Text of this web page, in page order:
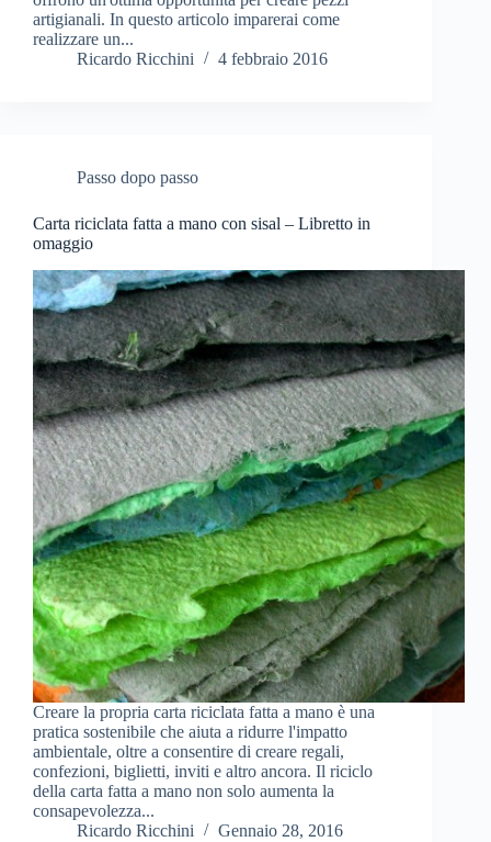
artigianali. In questo articolo imparerai come
realizzare un...
Ricardo Ricchini
4 febbraio 2016
Passo dopo passo
Carta riciclata fatta a mano con sisal – Libretto in
omaggio
Creare la propria carta riciclata fatta a mano è una
pratica sostenibile che aiuta a ridurre l'impatto
ambientale, oltre a consentire di creare regali,
confezioni, biglietti, inviti e altro ancora. Il riciclo
della carta fatta a mano non solo aumenta la
consapevolezza...
Ricardo Ricchini
Gennaio 28, 2016